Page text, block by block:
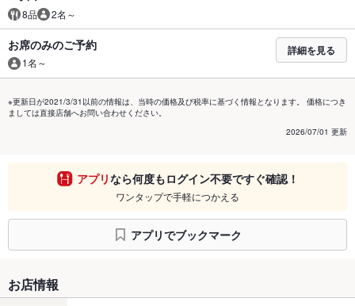
8品 2名～
お席のみのご予約
1名～
詳細を見る
※更新日が2021/3/31以前の情報は、当時の価格及び税率に基づく情報となります。 価格につき
ましては直接店舗へお問い合わせください。
2026/07/01 更新
アプリなら何度もログイン不要ですぐ確認！
ワンタップで手軽につかえる
アプリでブックマーク
お店情報